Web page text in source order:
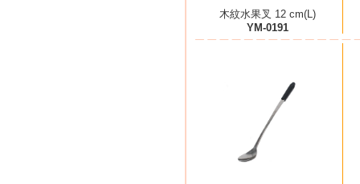
木紋水果叉 12 cm(L)
YM-0191